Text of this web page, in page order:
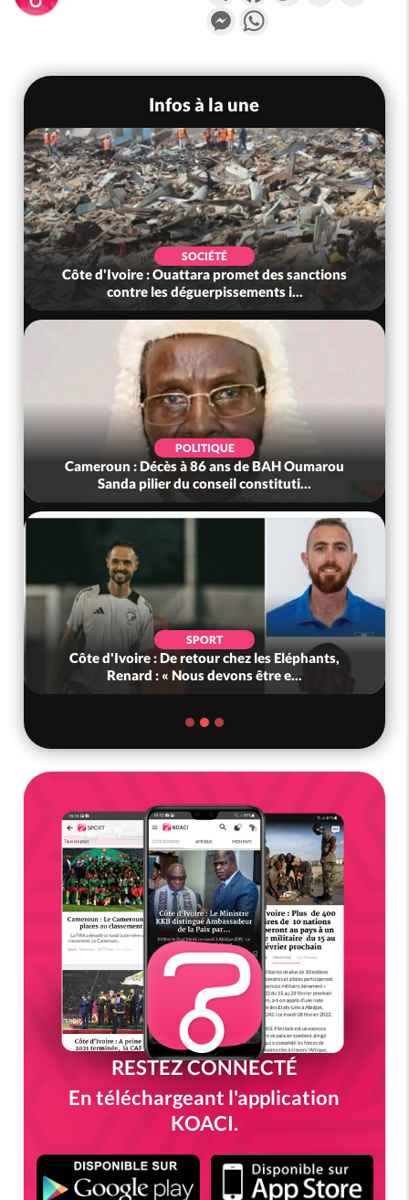
Messenger
Infos à la une
SOCIÉTÉ
Côte d'Ivoire : Ouattara promet des sanctions
contre les déguerpissements i...
POLITIQUE
Cameroun : Décès à 86 ans de BAH Oumarou
Sanda pilier du conseil constituti...
SPORT
Côte d'Ivoire : De retour chez les Eléphants,
Renard : « Nous devons être e...
RESTEZ CONNECTÉ
En téléchargeant l'application
KOACI.